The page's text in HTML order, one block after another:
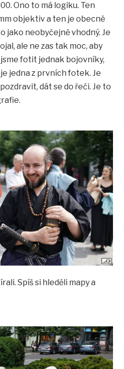
Ono to má logiku. Ten
objektiv a ten je obecně
jako neobyčejně vhodný. Je
ale ne zas tak moc, aby
fotit jednak bojovníky,
jedna z prvních fotek. Je
dát se do řeči. Je to
Spíš si hleděli mapy a